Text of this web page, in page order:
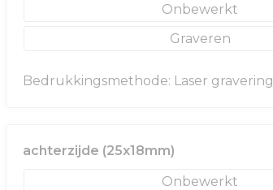
Onbewerkt
Graveren
Bedrukkingsmethode: Laser gravering
achterzijde (25x18mm)
Onbewerkt